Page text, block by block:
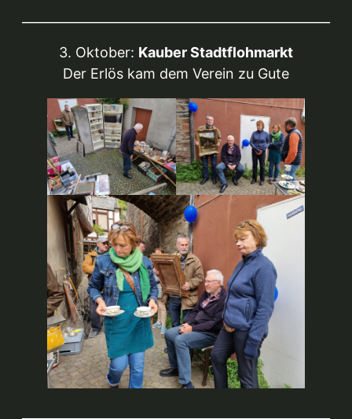
3. Oktober: Kauber Stadtflohmarkt
Der Erlös kam dem Verein zu Gute